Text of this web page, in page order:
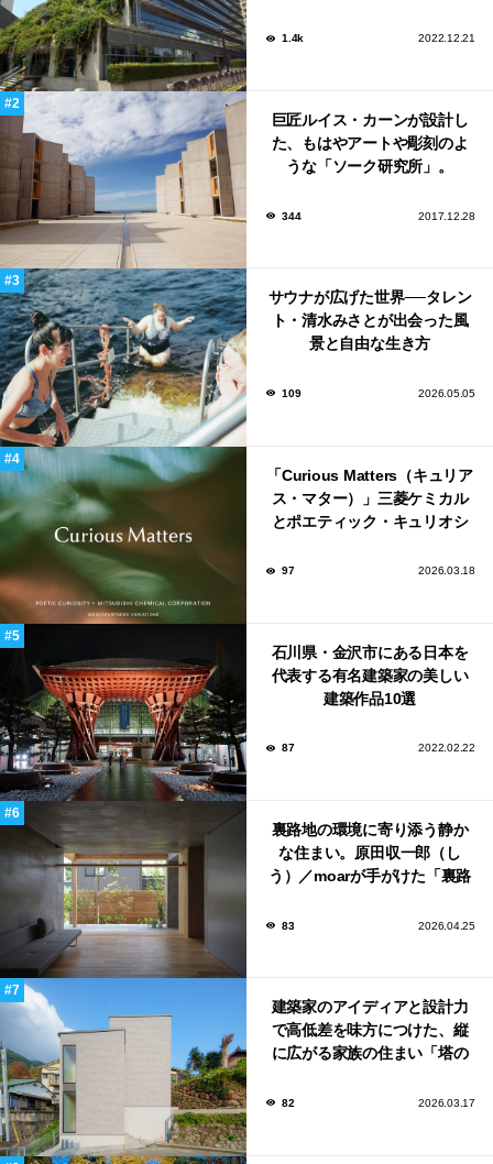
1.4k 2022.12.21
巨匠ルイス・カーンが設計し
た、もはやアートや彫刻のよ
うな「ソーク研究所」。
344 2017.12.28
サウナが広げた世界──タレン
ト・清水みさとが出会った風
景と自由な生き方
109 2026.05.05
「Curious Matters（キュリア
ス・マター）」三菱ケミカル
とポエティック・キュリオシ
ンウィーク2026で初出展
97 2026.03.18
石川県・金沢市にある日本を
代表する有名建築家の美しい
建築作品10選
87 2022.02.22
裏路地の環境に寄り添う静か
な住まい。原田収一郎（し
う）／moarが手がけた「裏路
83 2026.04.25
建築家のアイディアと設計力
で高低差を味方につけた、縦
に広がる家族の住まい「塔の
82 2026.03.17